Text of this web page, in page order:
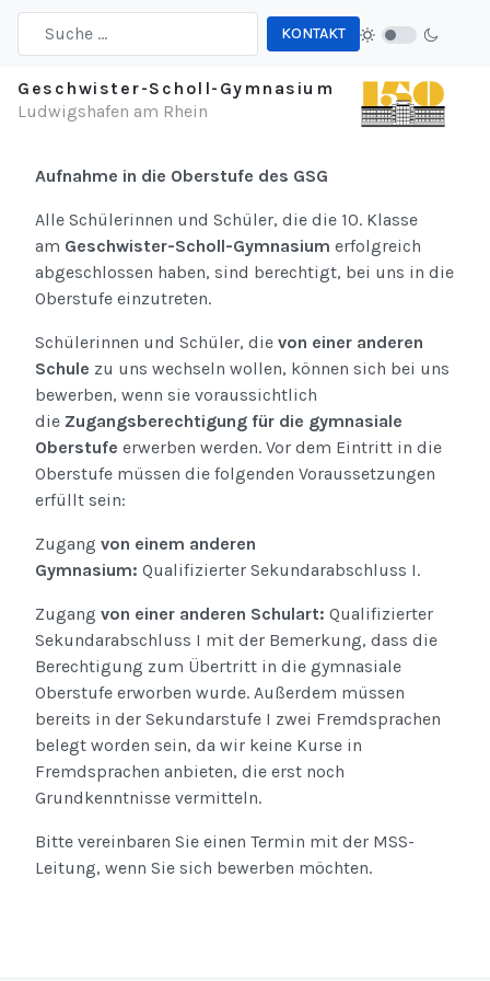
KONTAKT
Geschwister-Scholl-Gymnasium
Ludwigshafen am Rhein
Aufnahme in die Oberstufe des GSG
Alle Schülerinnen und Schüler, die die 10. Klasse
am Geschwister-Scholl-Gymnasium erfolgreich
abgeschlossen haben, sind berechtigt, bei uns in die
Oberstufe einzutreten.
Schülerinnen und Schüler, die von einer anderen
Schule zu uns wechseln wollen, können sich bei uns
bewerben, wenn sie voraussichtlich
die Zugangsberechtigung für die gymnasiale
Oberstufe erwerben werden. Vor dem Eintritt in die
Oberstufe müssen die folgenden Voraussetzungen
erfüllt sein:
Zugang von einem anderen
Gymnasium: Qualifizierter Sekundarabschluss I.
Zugang von einer anderen Schulart: Qualifizierter
Sekundarabschluss I mit der Bemerkung, dass die
Berechtigung zum Übertritt in die gymnasiale
Oberstufe erworben wurde. Außerdem müssen
bereits in der Sekundarstufe I zwei Fremdsprachen
belegt worden sein, da wir keine Kurse in
Fremdsprachen anbieten, die erst noch
Grundkenntnisse vermitteln.
Bitte vereinbaren Sie einen Termin mit der MSS-
Leitung, wenn Sie sich bewerben möchten.